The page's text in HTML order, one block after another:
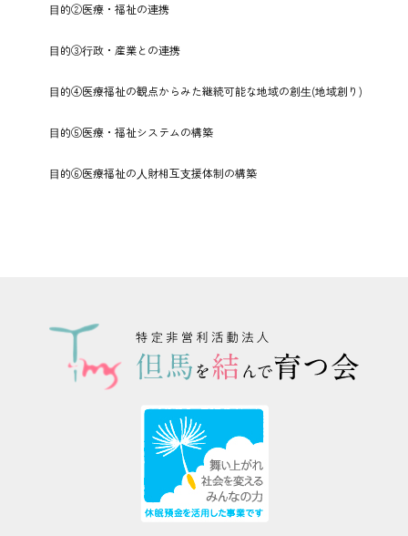
⽬的②医療・福祉の連携
⽬的③⾏政・産業との連携
⽬的④医療福祉の観点からみた継続可能な地域の創⽣(地域創り)
⽬的⑤医療・福祉システムの構築
⽬的⑥医療福祉の⼈財相互⽀援体制の構築